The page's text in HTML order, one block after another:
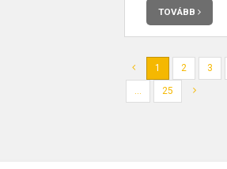
TOVÁBB
1 2 3
... 25